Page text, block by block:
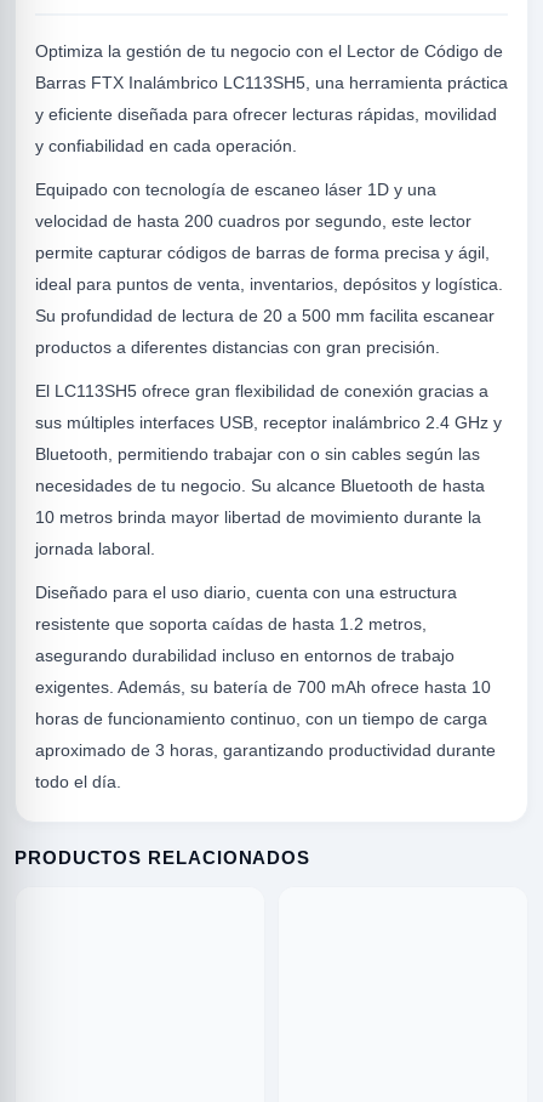
Optimiza la gestión de tu negocio con el Lector de Código de
Barras FTX Inalámbrico LC113SH5, una herramienta práctica
y eficiente diseñada para ofrecer lecturas rápidas, movilidad
y confiabilidad en cada operación.
Equipado con tecnología de escaneo láser 1D y una
velocidad de hasta 200 cuadros por segundo, este lector
permite capturar códigos de barras de forma precisa y ágil,
ideal para puntos de venta, inventarios, depósitos y logística.
Su profundidad de lectura de 20 a 500 mm facilita escanear
productos a diferentes distancias con gran precisión.
El LC113SH5 ofrece gran flexibilidad de conexión gracias a
sus múltiples interfaces USB, receptor inalámbrico 2.4 GHz y
Bluetooth, permitiendo trabajar con o sin cables según las
necesidades de tu negocio. Su alcance Bluetooth de hasta
10 metros brinda mayor libertad de movimiento durante la
jornada laboral.
Diseñado para el uso diario, cuenta con una estructura
resistente que soporta caídas de hasta 1.2 metros,
asegurando durabilidad incluso en entornos de trabajo
exigentes. Además, su batería de 700 mAh ofrece hasta 10
horas de funcionamiento continuo, con un tiempo de carga
aproximado de 3 horas, garantizando productividad durante
todo el día.
PRODUCTOS RELACIONADOS